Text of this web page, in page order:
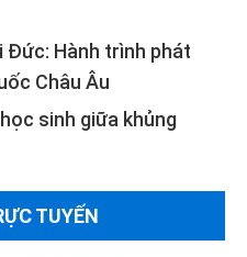
Hành trình phát
Châu Âu
sinh giữa khủng
TUYẾN